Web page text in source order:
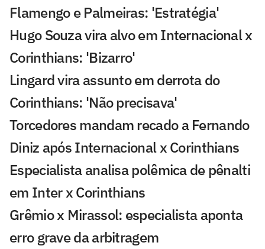
Flamengo e Palmeiras: 'Estratégia'
Hugo Souza vira alvo em Internacional x
Corinthians: 'Bizarro'
Lingard vira assunto em derrota do
Corinthians: 'Não precisava'
Torcedores mandam recado a Fernando
Diniz após Internacional x Corinthians
Especialista analisa polêmica de pênalti
em Inter x Corinthians
Grêmio x Mirassol: especialista aponta
erro grave da arbitragem